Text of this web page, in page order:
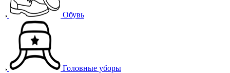
Обувь
Головные уборы